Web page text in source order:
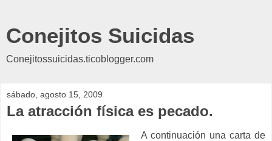
Conejitos Suicidas
Conejitossuicidas.ticoblogger.com
sábado, agosto 15, 2009
La atracción física es pecado.
A continuación una carta de